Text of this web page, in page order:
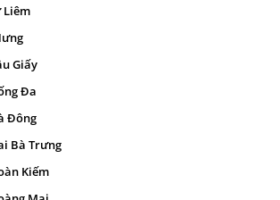
Liêm
Giấy
Đa
Đông
Bà Trưng
Kiếm